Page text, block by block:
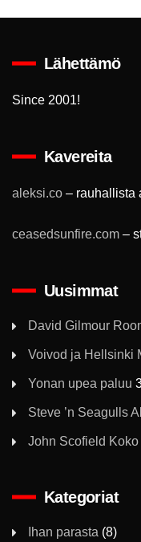
Lähettämö
Since 2001!
Kavereita
aleksi.co – rauhallista
ceasedsunfire.com –
Uusimmat
David Gilmour
Voivod ja Hellsinki
Yonan upea paluu
Steve ’n Seagulls
John Scofield
Kategoriat
Ihan parasta (8)